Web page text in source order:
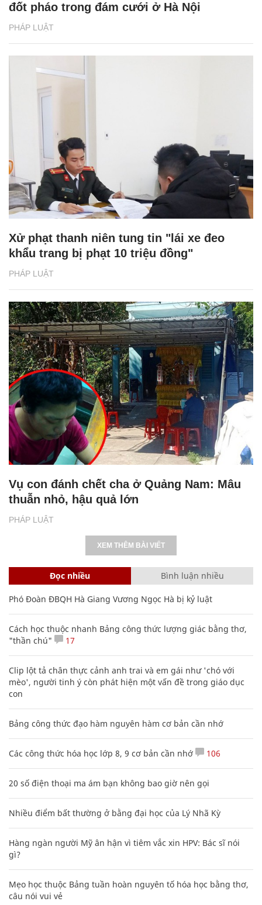
PHÁP LUẬT
đốt pháo trong đám cưới ở Hà Nội
PHÁP LUẬT
Xử phạt thanh niên tung tin "lái xe đeo
khẩu trang bị phạt 10 triệu đồng"
PHÁP LUẬT
Vụ con đánh chết cha ở Quảng Nam: Mâu
thuẫn nhỏ, hậu quả lớn
XEM THÊM BÀI VIẾT
Đọc nhiều Bình luận nhiều
Phó Đoàn ĐBQH Hà Giang Vương Ngọc Hà bị kỷ luật
Cách học thuộc nhanh Bảng công thức lượng giác bằng thơ,
"thần chú"
17
Clip lột tả chân thực cảnh anh trai và em gái như 'chó với
mèo', người tinh ý còn phát hiện một vấn đề trong giáo dục
con
Bảng công thức đạo hàm nguyên hàm cơ bản cần nhớ
Các công thức hóa học lớp 8, 9 cơ bản cần nhớ 106
20 số điện thoại ma ám bạn không bao giờ nên gọi
Nhiều điểm bất thường ở bằng đại học của Lý Nhã Kỳ
Hàng ngàn người Mỹ ân hận vì tiêm vắc xin HPV: Bác sĩ nói
gì?
Mẹo học thuộc Bảng tuần hoàn nguyên tố hóa học bằng thơ,
câu nói vui vẻ